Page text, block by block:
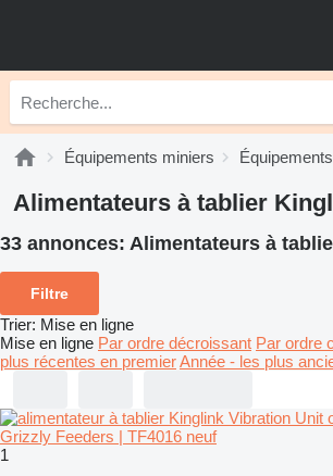
Équipements miniers
Alimentateurs à tablier
33 annonces: Alimentateurs à
Filtre
Trier: Mise en ligne
Mise en ligne Par ordre décroissant Par ordre
plus récentes en premierAnnée - les plus
1